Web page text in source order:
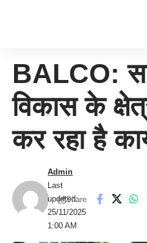
BALCO:
विकास के
कर रहा है
Last
updated:
25/11/2025
1:00 AM
Admin
Share